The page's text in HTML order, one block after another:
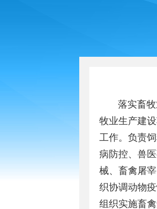
落实畜
牧业生产建
工作。负责
病防控、兽
械、畜禽屠
织协调动物
组织实施畜